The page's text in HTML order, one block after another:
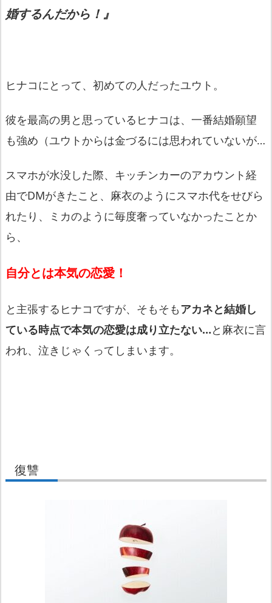
婚するんだから！』
ヒナコにとって、初めての人だったユウト。
彼を最高の男と思っているヒナコは、一番結婚願望
も強め（ユウトからは金づるには思われていないが…
スマホが水没した際、キッチンカーのアカウント経
由でDMがきたこと、麻衣のようにスマホ代をせびら
れたり、ミカのように毎度奢っていなかったことか
ら、
自分とは本気の恋愛！
と主張するヒナコですが、そもそもアカネと結婚し
ている時点で本気の恋愛は成り立たない…と麻衣に言
われ、泣きじゃくってしまいます。
復讐